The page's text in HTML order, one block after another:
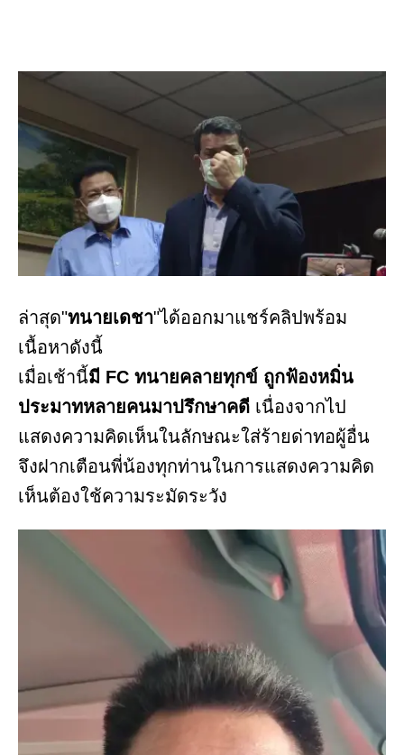
ล่าสุด"ทนายเดชา"ได้ออกมาแชร์คลิปพร้อม
เนื้อหาดังนี้
เมื่อเช้านี้มี FC ทนายคลายทุกข์ ถูกฟ้องหมิ่น
ประมาทหลายคนมาปรึกษาคดี เนื่องจากไป
แสดงความคิดเห็นในลักษณะใส่ร้ายด่าทอผู้อื่น
จึงฝากเตือนพี่น้องทุกท่านในการแสดงความคิด
เห็นต้องใช้ความระมัดระวัง